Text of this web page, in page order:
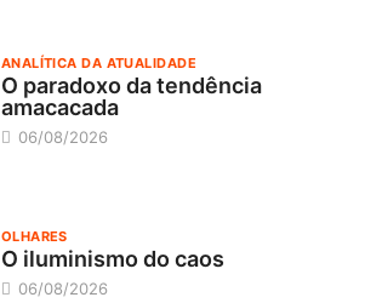
ANALÍTICA DA ATUALIDADE
O paradoxo da tendência
amacacada
06/08/2026
OLHARES
O iluminismo do caos
06/08/2026